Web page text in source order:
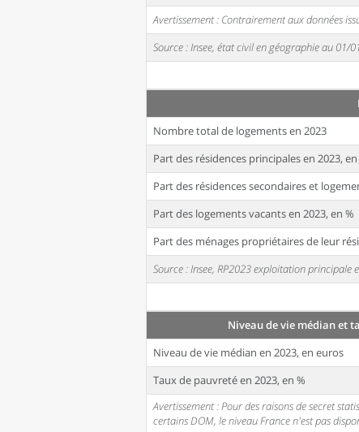
Avertissement : Contrairement aux données
Source : Insee, état civil en géographie au 01/
Nombre total de logements en 2023
Part des résidences principales en 2023, en
Part des résidences secondaires et
Part des logements vacants en 2023, en %
Part des ménages propriétaires de leur
Source : Insee, RP2023 exploitation
Niveau de vie médian et
Niveau de vie médian en 2023, en euros
Taux de pauvreté en 2023, en %
Avertissement : Pour des raisons de secret
certains DOM, le niveau France n'est pas